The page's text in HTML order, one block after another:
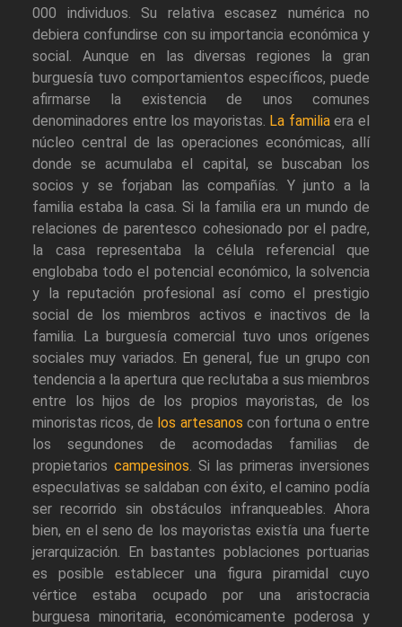
000 individuos. Su relativa escasez numérica no
debiera confundirse con su importancia económica y
social. Aunque en las diversas regiones la gran
burguesía tuvo comportamientos específicos, puede
afirmarse la existencia de unos comunes
denominadores entre los mayoristas. La familiaera el
núcleo central de las operaciones económicas, allí
donde se acumulaba el capital, se buscaban los
socios y se forjaban las compañías. Y junto a la
familia estaba la casa. Si la familia era un mundo de
relaciones de parentesco cohesionado por el padre,
la casa representaba la célula referencial que
englobaba todo el potencial económico, la solvencia
y la reputación profesional así como el prestigio
social de los miembros activos e inactivos de la
familia. La burguesía comercial tuvo unos orígenes
sociales muy variados. En general, fue un grupo con
tendencia a la apertura que reclutaba a sus miembros
entre los hijos de los propios mayoristas, de los
minoristas ricos, de los artesanos con fortuna o entre
los segundones de acomodadas familias de
propietarios campesinos. Si las primeras inversiones
especulativas se saldaban con éxito, el camino podía
ser recorrido sin obstáculos infranqueables. Ahora
bien, en el seno de los mayoristas existía una fuerte
jerarquización. En bastantes poblaciones portuarias
es posible establecer una figura piramidal cuyo
vértice estaba ocupado por una aristocracia
burguesa minoritaria, económicamente poderosa y